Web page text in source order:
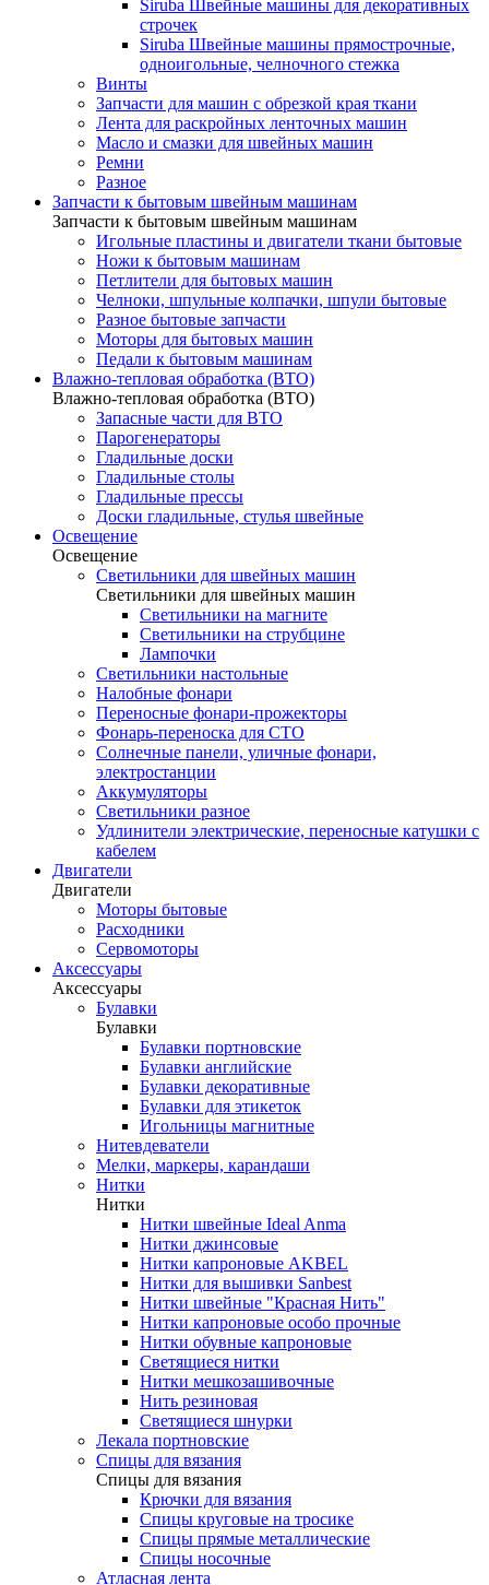
Siruba Швейные машины для декоративных
строчек
Siruba Швейные машины прямострочные,
одноигольные, челночного стежка
Винты
Запчасти для машин с обрезкой края ткани
Лента для раскройных ленточных машин
Масло и смазки для швейных машин
Ремни
Разное
Запчасти к бытовым швейным машинам
Запчасти к бытовым швейным машинам
Игольные пластины и двигатели ткани бытовые
Ножи к бытовым машинам
Петлители для бытовых машин
Челноки, шпульные колпачки, шпули бытовые
Разное бытовые запчасти
Моторы для бытовых машин
Педали к бытовым машинам
Влажно-тепловая обработка (ВТО)
Влажно-тепловая обработка (ВТО)
Запасные части для ВТО
Парогенераторы
Гладильные доски
Гладильные столы
Гладильные прессы
Доски гладильные, стулья швейные
Освещение
Освещение
Светильники для швейных машин
Светильники для швейных машин
Светильники на магните
Светильники на струбцине
Лампочки
Светильники настольные
Налобные фонари
Переносные фонари-прожекторы
Фонарь-переноска для СТО
Солнечные панели, уличные фонари,
электростанции
Аккумуляторы
Светильники разное
Удлинители электрические, переносные катушки с
кабелем
Двигатели
Двигатели
Моторы бытовые
Расходники
Сервомоторы
Аксессуары
Аксессуары
Булавки
Булавки
Булавки портновские
Булавки английские
Булавки декоративные
Булавки для этикеток
Игольницы магнитные
Нитевдеватели
Мелки, маркеры, карандаши
Нитки
Нитки
Нитки швейные Ideal Anma
Нитки джинсовые
Нитки капроновые AKBEL
Нитки для вышивки Sanbest
Нитки швейные "Красная Нить"
Нитки капроновые особо прочные
Нитки обувные капроновые
Светящиеся нитки
Нитки мешкозашивочные
Нить резиновая
Светящиеся шнурки
Лекала портновские
Спицы для вязания
Спицы для вязания
Крючки для вязания
Спицы круговые на тросике
Спицы прямые металлические
Спицы носочные
Атласная лента